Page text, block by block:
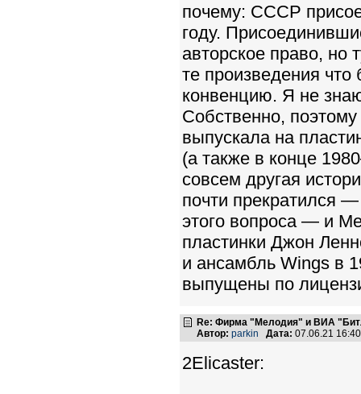
почему: СССР
году.
авторское право, но
те произведения
конвенцию. Я не
Собственно,
выпускала на
(а также в конце
совсем другая
почти прекратился
этого вопроса — и
пластинки Джон
и ансамбль Wings в
выпущены по
Re: Фирма "Мелодия" и ВИА
Автор: parkin Дата: 07.06.21
2Elicaster: